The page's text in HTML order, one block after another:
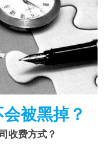
被黑掉？
收费方式？